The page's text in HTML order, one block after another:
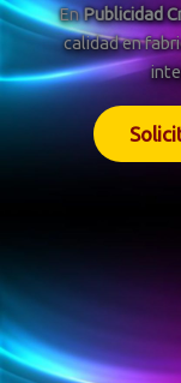
EnPublicidad
calidad en